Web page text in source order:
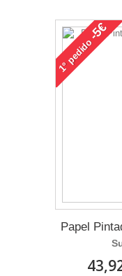
1°
pedido
-5€
Papel